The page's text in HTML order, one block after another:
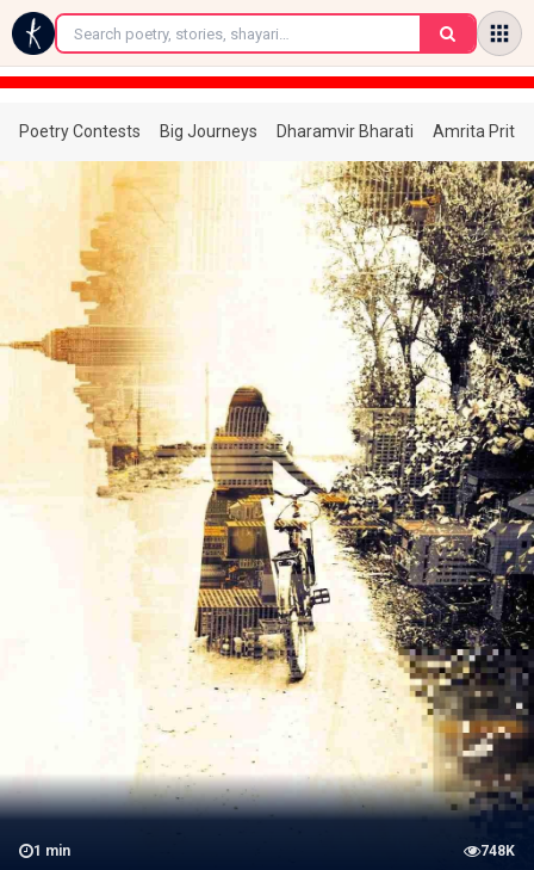
←
Poetry Contests Big Journeys Dharamvir Bharati Amrita
1 min 748K